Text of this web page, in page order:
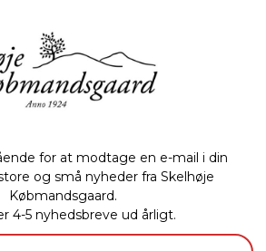
for at modtage en e-mail i din
og små nyheder fra Skelhøje
Købmandsgaard.
4-5 nyhedsbreve ud årligt.